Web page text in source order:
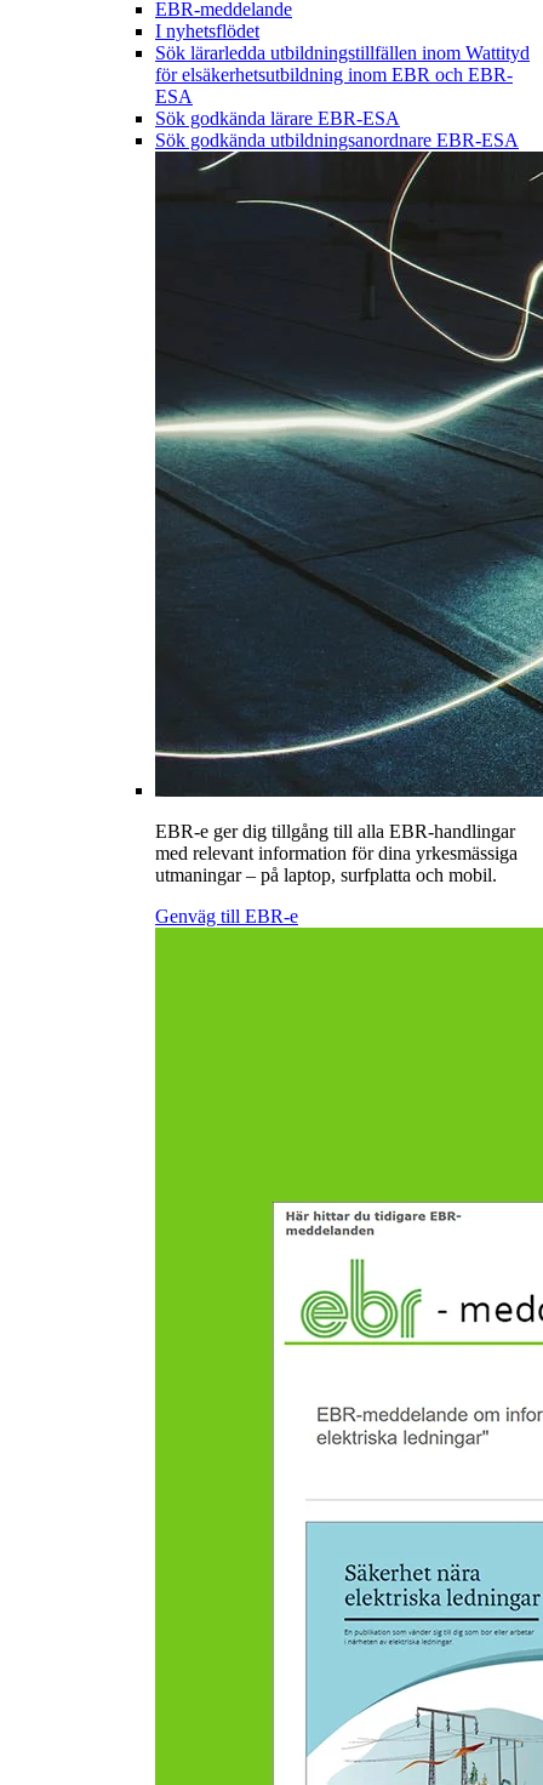
EBR-meddelande
I nyhetsflödet
Sök lärarledda utbildningstillfällen inom Wattityd
för elsäkerhetsutbildning inom EBR och EBR-
ESA
Sök godkända lärare EBR-ESA
Sök godkända utbildningsanordnare EBR-ESA
EBR-e ger dig tillgång till alla EBR-handlingar
med relevant information för dina yrkesmässiga
utmaningar – på laptop, surfplatta och mobil.
Genväg till EBR-e